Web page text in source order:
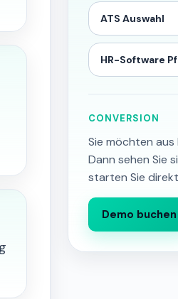
ATS Auswahl
HR-Software
CONVERSION
Sie möchten aus
Dann sehen Sie
starten Sie
Demo buchen